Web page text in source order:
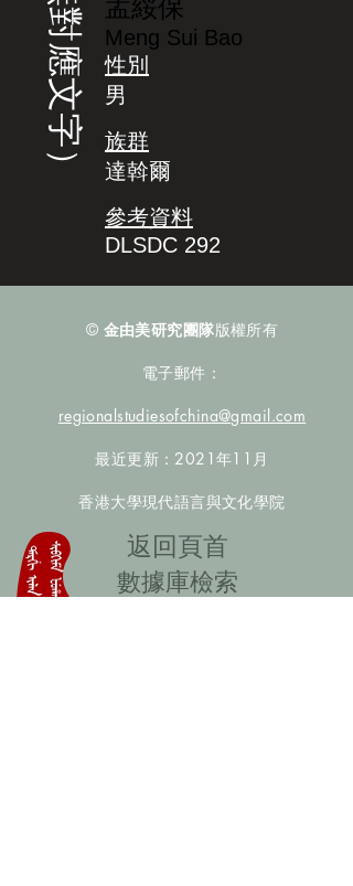
孟綏保
Meng Sui Bao
性別
男
族群
達斡爾
參考資料
DLSDC 292
© 金由美研究團隊版權所有
電子郵件：
regionalstudiesofchina@gmail.com
最近更新：2021年11月
香港大學現代語言與文化學院
​返回頁首
數據庫檢索